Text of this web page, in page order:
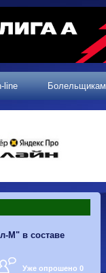
line Болельщикам
М" в составе
Уже опрошено 0
1-1
Волгарь